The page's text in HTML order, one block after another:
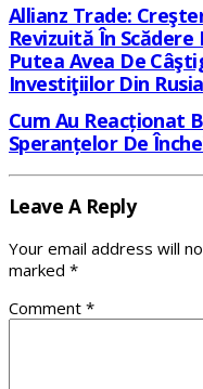
Allianz Trade:
Revizuită În Scădere
Putea Avea De
Investiţiilor Din Rusia
Cum Au Reacționat
Speranțelor De
Leave A Reply
Your email address will
marked *
Comment *